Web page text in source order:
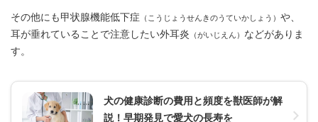
その他にも甲状腺機能低下症 （こうじょうせんきのうていかしょう） や、
耳が垂れていることで注意したい外耳炎 （がいじえん） などがありま
す。
犬の健康診断の費用と頻度を獣医師が解
説！早期発見で愛犬の長寿を